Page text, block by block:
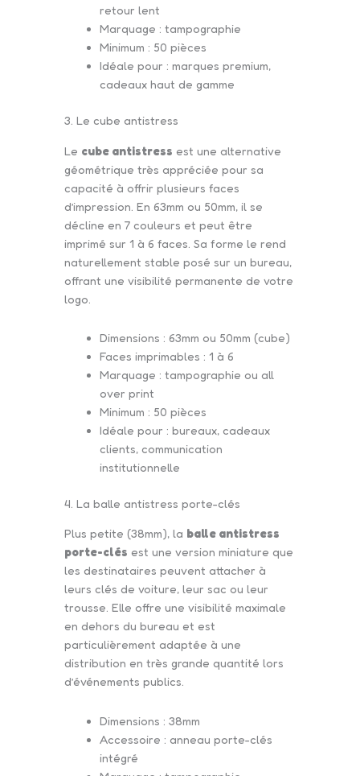
retour lent
Marquage : tampographie
Minimum : 50 pièces
Idéale pour : marques premium,
cadeaux haut de gamme
3. Le cube antistress
Le cube antistress est une alternative
géométrique très appréciée pour sa
capacité à offrir plusieurs faces
d’impression. En 63mm ou 50mm, il se
décline en 7 couleurs et peut être
imprimé sur 1 à 6 faces. Sa forme le rend
naturellement stable posé sur un bureau,
offrant une visibilité permanente de votre
logo.
Dimensions : 63mm ou 50mm (cube)
Faces imprimables : 1 à 6
Marquage : tampographie ou all
over print
Minimum : 50 pièces
Idéale pour : bureaux, cadeaux
clients, communication
institutionnelle
4. La balle antistress porte-clés
Plus petite (38mm), la balle antistress
porte-clés est une version miniature que
les destinataires peuvent attacher à
leurs clés de voiture, leur sac ou leur
trousse. Elle offre une visibilité maximale
en dehors du bureau et est
particulièrement adaptée à une
distribution en très grande quantité lors
d’événements publics.
Dimensions : 38mm
Accessoire : anneau porte-clés
intégré